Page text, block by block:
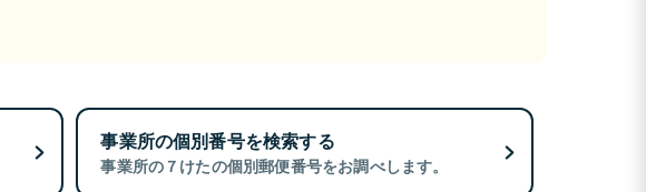
事業所の個別番号を検索する
事業所の７けたの個別郵便番号をお調べします。